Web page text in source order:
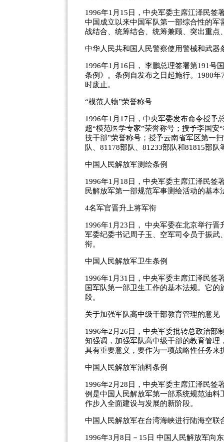
1996年1月15日，中央军委主席江泽民签
中国成立以来中国军队第一部综合性的
战结合、统筹结合、统筹兼顾、突出重点
中华人民共和国人民警察使用警械和武器
1996年1月16日， 李鹏总理签署第191号
条例》。条例自发布之日起施行。1980
时废止。
“模范人物”荣誉称号
1996年1月17日，中央军委发布命令授予
超“模范医学专家”荣誉称号；授予李国
技干部”荣誉称号；授予云南省军区第一
队、81178部队、81233部队和81815部
中国人民解放军测绘条例
1996年1月18日，中央军委主席江泽民签
民解放军第一部规范军事测绘活动的基本
4名军官晋升上将军衔
1996年1月23日， 中央军委在北京举行
军委纪委书记周子玉、空军司令员于振
衔。
中国人民解放军卫生条例
1996年1月31日，中央军委主席江泽民签
国军队第一部卫生工作的基本法规。它
段。
关于加强军队高中级干部教育管理的意见
1996年2月26日，中央军委批转总政治部
知强调，加强军队高中级干部的教育管
具有重要意义，要作为一项战略性任务来
中国人民解放军油料条例
1996年2月28日，中央军委主席江泽民签
例是中国人民解放军第一部系统规范油
作步入全面建设与发展的新阶段。
中国人民解放军在台湾海峡进行陆海空联
1996年3月8日－15日 中国人民解放军向